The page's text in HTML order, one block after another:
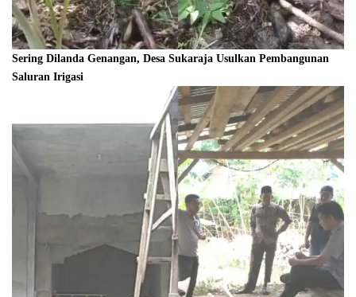
Sering Dilanda Genangan, Desa Sukaraja Usulkan Pembangunan
Saluran Irigasi